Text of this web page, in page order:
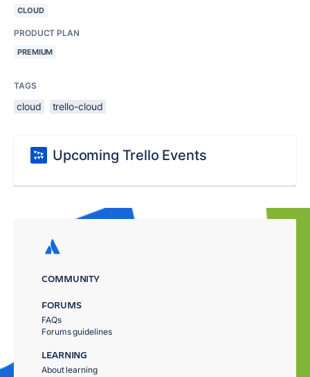
CLOUD
PRODUCT PLAN
PREMIUM
TAGS
cloud trello-cloud
Upcoming Trello Events
COMMUNITY
FORUMS
FAQs
Forums guidelines
LEARNING
About learning